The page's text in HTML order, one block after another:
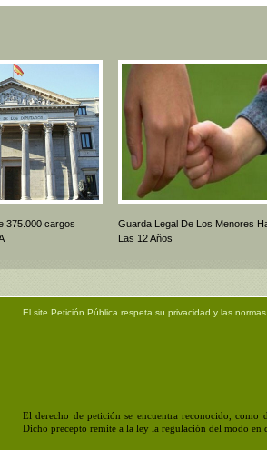
375.000 cargos
Guarda Legal De Los Menores
Las 12 Años
El site Petición Pública respeta su privacidad y las
El derecho de petición se encuentra reconocido,
Dicho precepto remite a la ley la regulación del modo en